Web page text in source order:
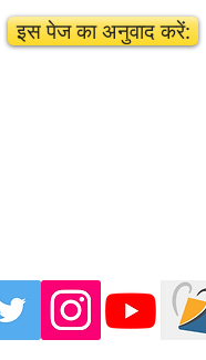
इस पेज का अनुवाद करें: